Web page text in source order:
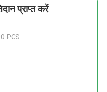
प्राप्त करें
PCS